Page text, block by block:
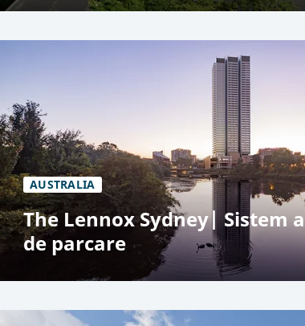
Campus MIZAL la Medienhafen din Düsseldorf
Sistem automatizat de parcare RESPACE
285 de locuri de parcare
3 niveluri
AUSTRALIA
The Lennox Sydney| Sistem
de parcare